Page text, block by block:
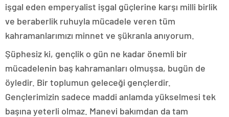
işgal eden emperyalist işgal güçlerine karşı milli birlik
ve beraberlik ruhuyla mücadele veren tüm
kahramanlarımızı minnet ve şükranla anıyorum.
Şüphesiz ki, gençlik o gün ne kadar önemli bir
mücadelenin baş kahramanları olmuşsa, bugün de
öyledir. Bir toplumun geleceği gençlerdir.
Gençlerimizin sadece maddi anlamda yükselmesi tek
başına yeterli olmaz. Manevi bakımdan da tam